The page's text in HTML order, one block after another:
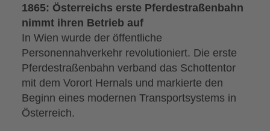
1865: Österreichs erste Pferdestraßenbahn
nimmt ihren Betrieb auf
In Wien wurde der öffentliche
Personennahverkehr revolutioniert. Die erste
Pferdestraßenbahn verband das Schottentor
mit dem Vorort Hernals und markierte den
Beginn eines modernen Transportsystems in
Österreich.